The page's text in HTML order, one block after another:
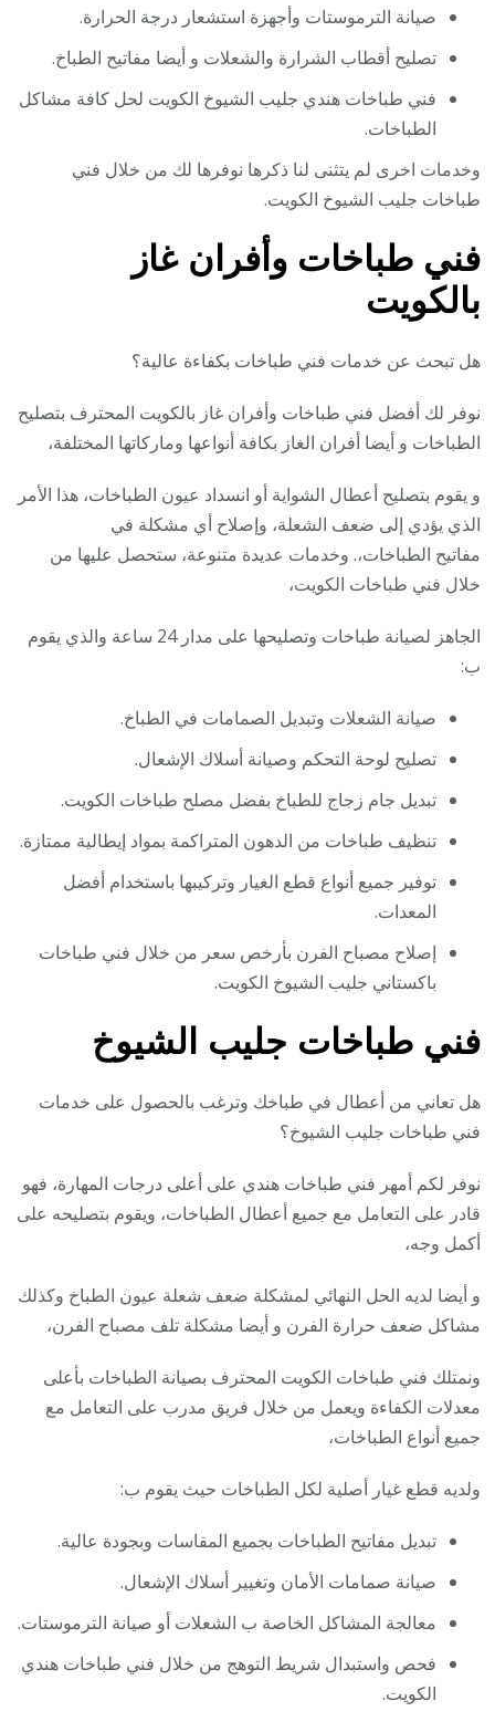
صيانة الترموستات وأجهزة استشعار درجة الحرارة.
تصليح أقطاب الشرارة والشعلات و أيضا مفاتيح الطباخ.
فني طباخات هندي جليب الشيوخ الكويت لحل كافة مشاكل
الطباخات.
وخدمات اخرى لم يتثنى لنا ذكرها نوفرها لك من خلال فني
طباخات جليب الشيوخ الكويت.
فني طباخات وأفران غاز
بالكويت
هل تبحث عن خدمات فني طباخات بكفاءة عالية؟
نوفر لك أفضل فني طباخات وأفران غاز بالكويت المحترف بتصليح
الطباخات و أيضا أفران الغاز بكافة أنواعها وماركاتها المختلفة،
و يقوم بتصليح أعطال الشواية أو انسداد عيون الطباخات، هذا الأمر
الذي يؤدي إلى ضعف الشعلة، وإصلاح أي مشكلة في
مفاتيح الطباخات،. وخدمات عديدة متنوعة، ستحصل عليها من
خلال فني طباخات الكويت،
الجاهز لصيانة طباخات وتصليحها على مدار 24 ساعة والذي يقوم
ب:
صيانة الشعلات وتبديل الصمامات في الطباخ.
تصليح لوحة التحكم وصيانة أسلاك الإشعال.
تبديل جام زجاج للطباخ بفضل مصلح طباخات الكويت.
تنظيف طباخات من الدهون المتراكمة بمواد إيطالية ممتازة.
توفير جميع أنواع قطع الغيار وتركيبها باستخدام أفضل
المعدات.
إصلاح مصباح الفرن بأرخص سعر من خلال فني طباخات
باكستاني جليب الشيوخ الكويت.
فني طباخات جليب الشيوخ
هل تعاني من أعطال في طباخك وترغب بالحصول على خدمات
فني طباخات جليب الشيوخ؟
نوفر لكم أمهر فني طباخات هندي على أعلى درجات المهارة، فهو
قادر على التعامل مع جميع أعطال الطباخات، ويقوم بتصليحه على
أكمل وجه،
و أيضا لديه الحل النهائي لمشكلة ضعف شعلة عيون الطباخ وكذلك
مشاكل ضعف حرارة الفرن و أيضا مشكلة تلف مصباح الفرن،
ونمتلك فني طباخات الكويت المحترف بصيانة الطباخات بأعلى
معدلات الكفاءة ويعمل من خلال فريق مدرب على التعامل مع
جميع أنواع الطباخات،
ولديه قطع غيار أصلية لكل الطباخات حيث يقوم ب:
تبديل مفاتيح الطباخات بجميع المقاسات وبجودة عالية.
صيانة صمامات الأمان وتغيير أسلاك الإشعال.
معالجة المشاكل الخاصة ب الشعلات أو صيانة الترموستات.
فحص واستبدال شريط التوهج من خلال فني طباخات هندي
الكويت.